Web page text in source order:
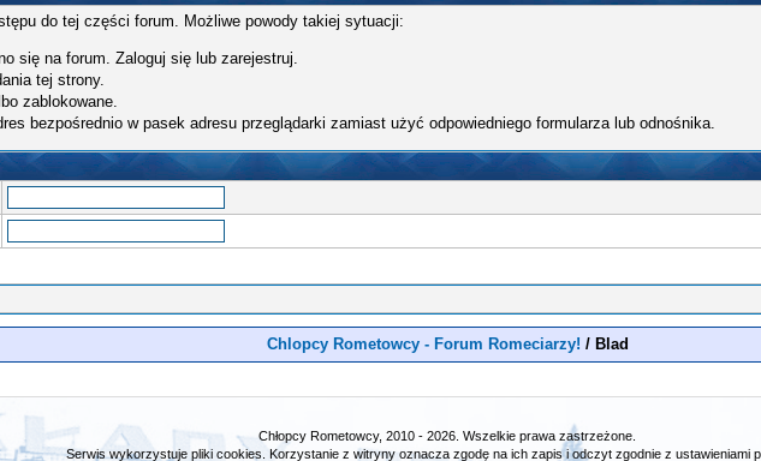
do tej części forum. Możliwe powody takiej sytuacji:
się na forum. Zaloguj się lub zarejestruj.
tej strony.
zablokowane.
bezpośrednio w pasek adresu przeglądarki zamiast użyć odpowiedniego formularza lub odnośnika.
Chlopcy Rometowcy - Forum Romeciarzy! / Blad
Chłopcy Rometowcy, 2010 - 2026. Wszelkie prawa zastrzeżone.
Serwis wykorzystuje pliki cookies. Korzystanie z witryny oznacza zgodę na ich zapis i odczyt zgodnie z ustawieniami